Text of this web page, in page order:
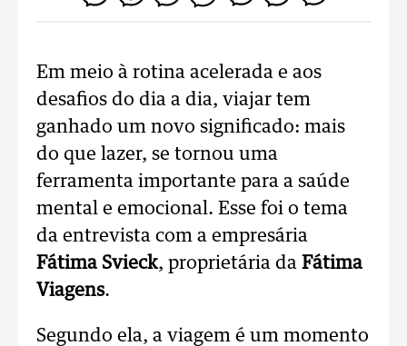
Em meio à rotina acelerada e aos
desafios do dia a dia, viajar tem
ganhado um novo significado: mais
do que lazer, se tornou uma
ferramenta importante para a saúde
mental e emocional. Esse foi o tema
da entrevista com a empresária
Fátima Svieck, proprietária da Fátima
Viagens.
Segundo ela, a viagem é um momento